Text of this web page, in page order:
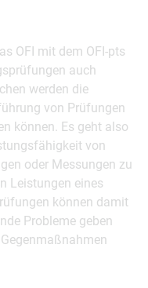
OFI mit dem OFI-pts
auch
werden die
von Prüfungen
können. Es geht also
von
oder Messungen zu
Leistungen eines
können damit
Probleme geben